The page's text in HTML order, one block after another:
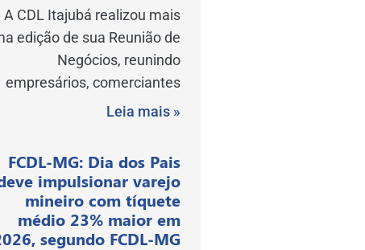
A CDL Itajubá realizou mais
edição de sua Reunião de
Negócios, reunindo
empresários, comerciantes
Leia mais »
FCDL-MG: Dia dos Pais
impulsionar varejo
mineiro com tíquete
médio 23% maior em
segundo FCDL-MG